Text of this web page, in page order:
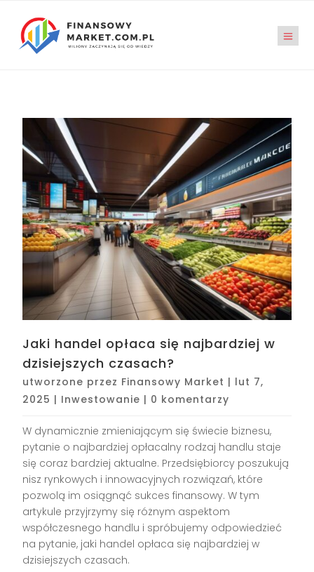
Jaki handel opłaca się najbardziej w
dzisiejszych czasach?
utworzone przez Finansowy Market | lut 7,
2025 | Inwestowanie | 0 komentarzy
W dynamicznie zmieniającym się świecie biznesu,
pytanie o najbardziej opłacalny rodzaj handlu staje
się coraz bardziej aktualne. Przedsiębiorcy poszukują
nisz rynkowych i innowacyjnych rozwiązań, które
pozwolą im osiągnąć sukces finansowy. W tym
artykule przyjrzymy się różnym aspektom
współczesnego handlu i spróbujemy odpowiedzieć
na pytanie, jaki handel opłaca się najbardziej w
dzisiejszych czasach.